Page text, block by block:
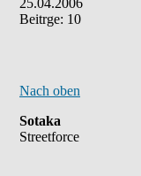
25.04.2006
Beitrge: 10
Nach oben
Sotaka
Streetforce